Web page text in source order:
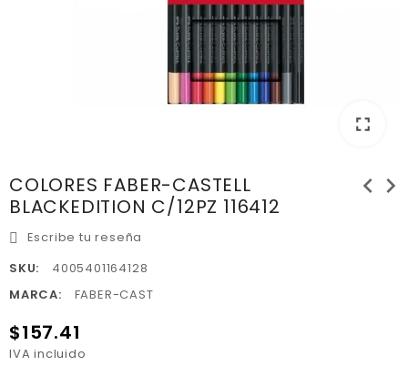
fullscreen
COLORES FABER-CASTELL
BLACKEDITION C/12PZ 116412
chevron_left chevron_right
Escribe tu reseña
SKU:
4005401164128
MARCA:
FABER-CAST
$157.41
IVA incluido